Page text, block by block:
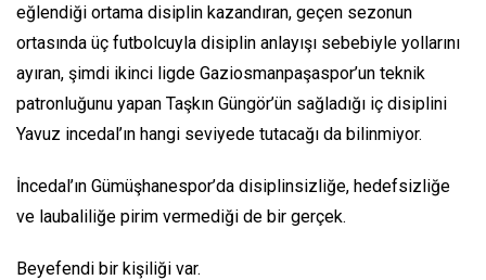
eğlendiği ortama disiplin kazandıran, geçen sezonun
ortasında üç futbolcuyla disiplin anlayışı sebebiyle yollarını
ayıran, şimdi ikinci ligde Gaziosmanpaşaspor’un teknik
patronluğunu yapan Taşkın Güngör’ün sağladığı iç disiplini
Yavuz incedal’ın hangi seviyede tutacağı da bilinmiyor.
İncedal’ın Gümüşhanespor’da disiplinsizliğe, hedefsizliğe
ve laubaliliğe pirim vermediği de bir gerçek.
Beyefendi bir kişiliği var.